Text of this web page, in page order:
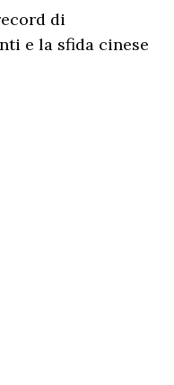
di
e la sfida cinese